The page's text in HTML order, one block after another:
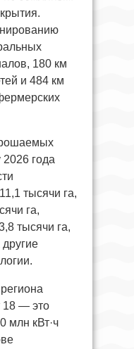
180 км
и 484 км
2026 года
тысячи га,
га,
тысячи га,
18 — это
млн кВт·ч